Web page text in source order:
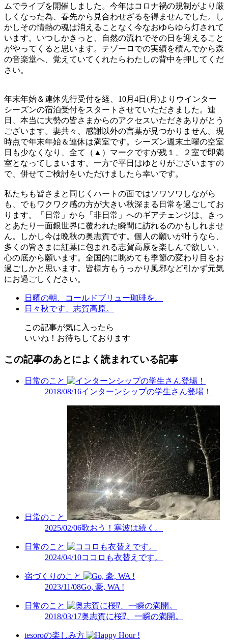
ムでライブを開催しました。今年はコロナ禍の規制がより厳
しくなった為、春先から見合わせざるを得ませんでした。し
かしその情熱の魂は消えることなく今なおゆらゆら灯されて
います。いつしかきっと、自然の流れでその日を迎えること
がやってくると思います。テゾーロでの実績を積んでから森
の音楽堂へ、覚えていてくれたらわたしの背中を押してくだ
さい。
年末年始＆連休先行受付を経、10月4日(月)よりウインター
シーズンの宿泊受付をスタートさせていただきました。連
日、本当に大勢の皆さまからのアクセスいただきありがとう
ございます。妻共々、感謝以外の言葉が見つかりません。現
時点で年末年始＆連休は満室です。シーズン週末土曜の空室
日も少なくなり、全て（▲）マークですが残１、２室で即満
室となってしまいます。一方で平日はゆとりがございますの
で、併せてご検討をいただけましたら幸いです。
私たちも皆さまと同じくハートの面ではソワソワしながら
も、でもワクワク感の方が大きい秋深まる日常を過ごしてお
ります。「日常」から「非日常」へのギアチェンジは、きっ
とあたり一面銀世界に覆われた瞬間に訪れるのかもしれませ
ん。しかし今は晩秋の奥志賀です。個人の願いが叶うなら、
多くの皆さまに紅葉に包まれる志賀高原を楽しんで欲しい、
心の底から願います。全国的に眺めても季節の変わり目をお
過ごしかと思います。皆様方もうっかり風邪など引かず元気
にお過ごしください。
日曜の朝、コールドブリュー珈琲を。
日々秋です、志賀高原。
この記事が気に入ったら
いいね！お待ちしております
この記事のあとによく読まれている記事
日常のこと
2018/08/16インターンシップの学生さん登場！
日常のこと
2025/02/06歌おう！寒波は続く。
日常のこと
2024/04/10ココロも衣替えです。
宿づくりのこと
2023/11/08Go, 豪, WA !
日常のこと
2018/03/17奥志賀に桜⁉、一瞬の満開。
tesoroの楽しみ方